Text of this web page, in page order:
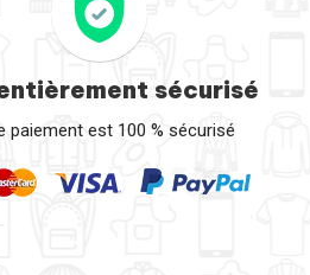
sécurisé
paiement est 100 % sécurisé